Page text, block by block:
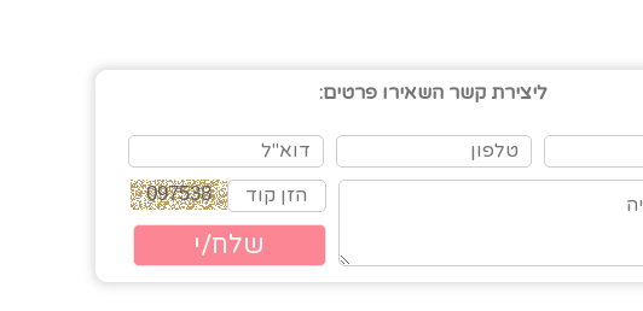
ליצירת קשר השאירו פרטים: